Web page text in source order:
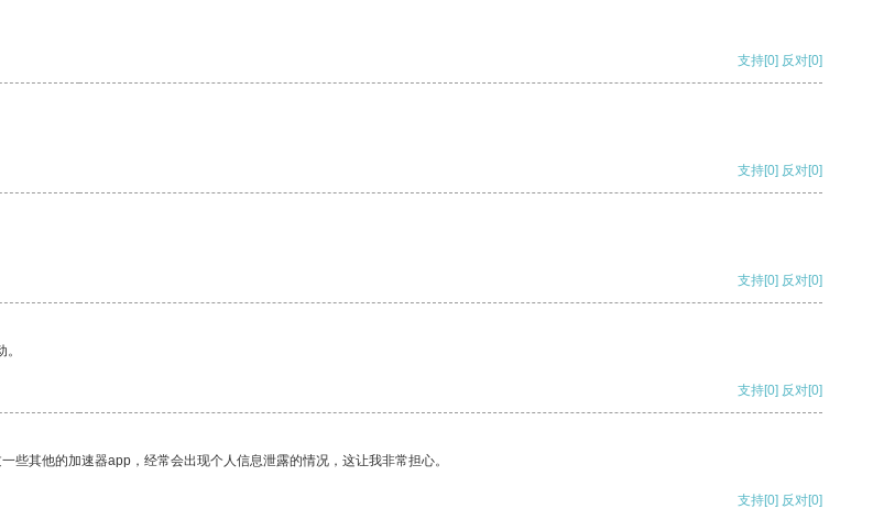
支持[0] 反对[0]
支持[0] 反对[0]
支持[0] 反对[0]
支持[0] 反对[0]
其他的加速器app，经常会出现个人信息泄露的情况，这让我非常担心。
支持[0] 反对[0]